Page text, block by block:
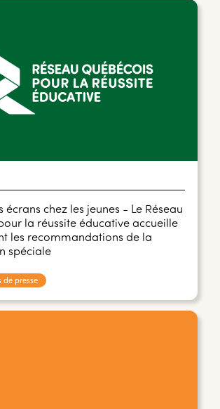
écrans chez les jeunes - Le Réseau
la réussite éducative accueille
les recommandations de la
spéciale
de presse